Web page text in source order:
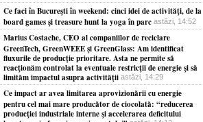
Ce faci în Bucureşti în weekend: cinci idei de activităţi, de la
board games şi treasure hunt la yoga în parc astăzi, 14:52
Marius Costache, CEO al companiilor de reciclare
GreenTech, GreenWEEE şi GreenGlass: Am identificat
fluxurile de producţie prioritare. Asta ne permite să
reacţionăm controlat la eventuale restricţii de energie şi să
limităm impactul asupra activităţii astăzi, 14:29
Ce impact ar avea limitarea aprovizionării cu energie
pentru cel mai mare producător de ciocolată: “reducerea
producţiei industriale interne şi accelerarea deficitului